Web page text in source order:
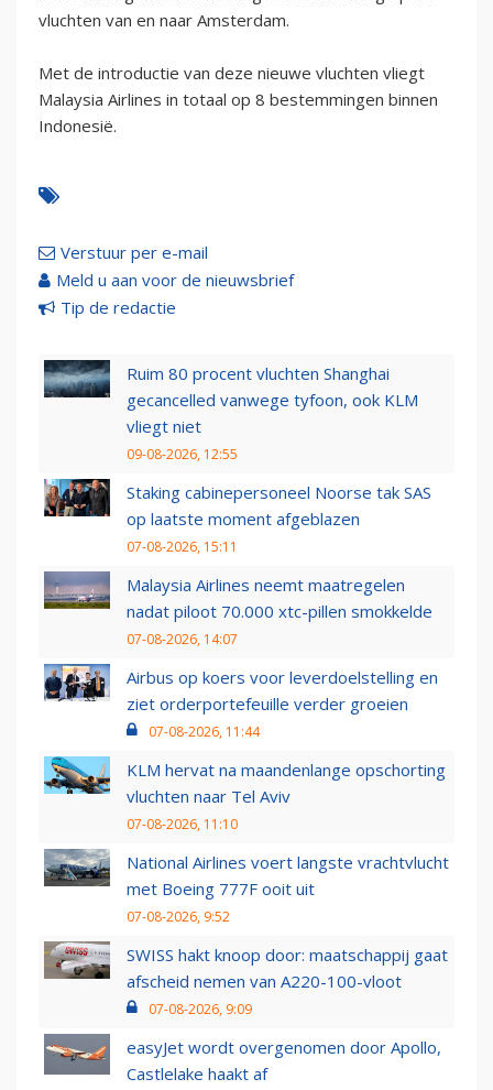
vluchten van en naar Amsterdam.
Met de introductie van deze nieuwe vluchten vliegt
Malaysia Airlines in totaal op 8 bestemmingen binnen
Indonesië.
Verstuur per e-mail
Meld u aan voor de nieuwsbrief
Tip de redactie
Ruim 80 procent vluchten Shanghai
gecancelled vanwege tyfoon, ook KLM
vliegt niet
09-08-2026, 12:55
Staking cabinepersoneel Noorse tak SAS
op laatste moment afgeblazen
07-08-2026, 15:11
Malaysia Airlines neemt maatregelen
nadat piloot 70.000 xtc-pillen smokkelde
07-08-2026, 14:07
Airbus op koers voor leverdoelstelling en
ziet orderportefeuille verder groeien
07-08-2026, 11:44
KLM hervat na maandenlange opschorting
vluchten naar Tel Aviv
07-08-2026, 11:10
National Airlines voert langste vrachtvlucht
met Boeing 777F ooit uit
07-08-2026, 9:52
SWISS hakt knoop door: maatschappij gaat
afscheid nemen van A220-100-vloot
07-08-2026, 9:09
easyJet wordt overgenomen door Apollo,
Castlelake haakt af